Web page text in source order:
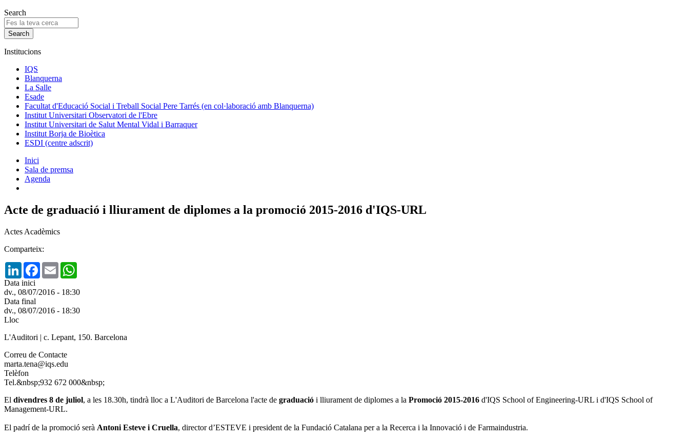
Search
Institucions
IQS
Blanquerna
La Salle
Esade
Facultat d'Educació Social i Treball Social Pere Tarrés (en col·laboració amb Blanquerna)
Institut Universitari Observatori de l'Ebre
Institut Universitari de Salut Mental Vidal i Barraquer
Institut Borja de Bioètica
ESDI (centre adscrit)
Inici
Sala de premsa
Agenda
Acte de graduació i lliurament de diplomes a la promoció 2015-2016 d'IQS-URL
Actes Acadèmics
Comparteix:
LinkedInFacebook
Email
Data inici
dv., 08/07/2016 - 18:30
Data final
dv., 08/07/2016 - 18:30
Lloc
L'Auditori | c. Lepant, 150. Barcelona
Correu de Contacte
marta.tena@iqs.edu
Telèfon
Tel.&nbsp;932 672 000&nbsp;
El divendres 8 de juliol, a les 18.30h, tindrà lloc a L'Auditori de Barcelona l'acte de graduació i lliurament de diplomes a la Promoció 2015-2016 d'IQS School of Engineering-URL i d'IQS School of
Management-URL.
El padrí de la promoció serà Antoni Esteve i Cruella, director d’ESTEVE i president de la Fundació Catalana per a la Recerca i la Innovació i de Farmaindustria.